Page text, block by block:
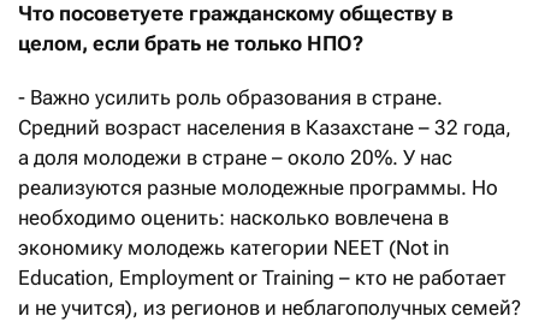
Что посоветуете гражданскому обществу в
целом, если брать не только НПО?
- Важно усилить роль образования в стране.
Средний возраст населения в Казахстане – 32 года,
а доля молодежи в стране – около 20%. У нас
реализуются разные молодежные программы. Но
необходимо оценить: насколько вовлечена в
экономику молодежь категории NEET (Not in
Education, Employment or Training – кто не работает
и не учится), из регионов и неблагополучных семей?